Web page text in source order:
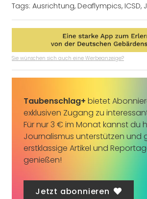
Tags: Ausrichtung, Deaflympics, ICSD,
Sie wünschen sich auch eine Werbeanzeige?
Taubenschlag+ bietet
exklusiven Zugang zu
Für nur 3 € im Monat kannst du
Journalismus unterstützen und
erstklassige Artikel und
genießen!
Jetzt abonnieren